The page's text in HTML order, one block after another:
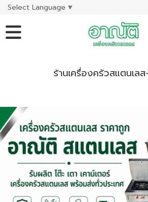
Select Language ▼
ร้านเครื่องครัวสแตนเล